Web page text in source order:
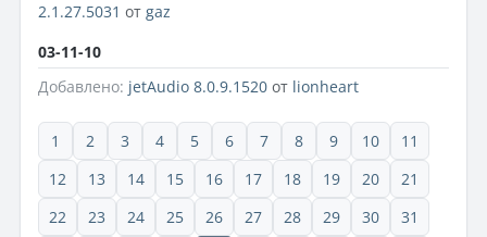
2.1.27.5031 от gaz
03-11-10
Добавлено: jetAudio 8.0.9.1520 от lionheart
1 2 3 4 5 6 7 8 9 10
11
12
13 14 15 16 17 18 19 20
21
22
23 24 25 26 27 28 29 30
31